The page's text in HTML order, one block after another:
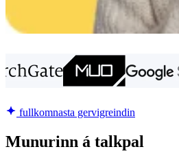
fullkomnasta gervigreindin
Munurinn á talkpal